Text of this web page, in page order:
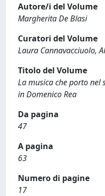
Autore/i del Volume
Margherita De Blasi
Curatori del Volume
Laura Cannavacciuolo,
Titolo del Volume
La musica che porto nel
in Domenico Rea
Da pagina
47
A pagina
63
Numero di pagine
17